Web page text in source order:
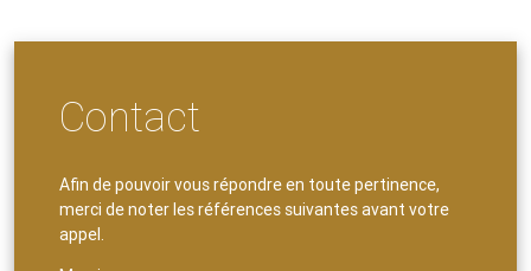
Contact
Afin de pouvoir vous répondre en toute pertinence,
merci de noter les références suivantes avant votre
appel.